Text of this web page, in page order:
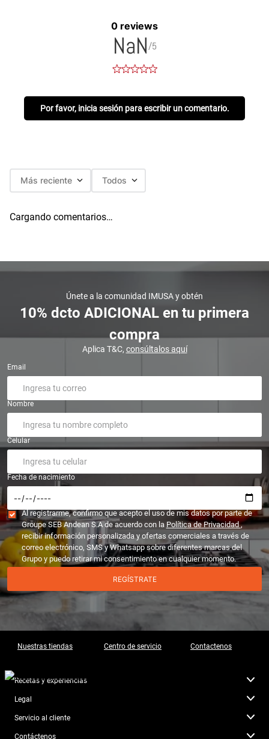
0 reviews
NaN/5
Por favor, inicia sesión para escribir un comentario.
Más reciente Todos
Cargando comentarios…
Únete a la comunidad IMUSA y obtén
10% dcto ADICIONAL en tu primera
compra
Aplica T&C, consúltalos aquí
Email
Nombre
Celular
Fecha de nacimiento
Al registrarme, confirmo que acepto el uso de mis datos por parte de
Groupe SEB Andean S.A de acuerdo con la Política de Privacidad,
recibir información personalizada y ofertas comerciales a través de
correo electrónico, SMS y Whatsapp sobre diferentes marcas del
Grupo y puedo retirar mi consentimiento en cualquier momento.
REGÍSTRATE
Nuestras tiendas Centro de servicio Contactenos
Recetas y experiencias
Legal
Servicio al cliente
Contáctenos